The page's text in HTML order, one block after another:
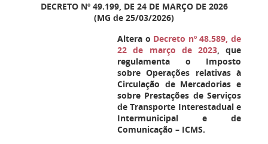
DECRETO Nº 49.199, DE 24 DE MARÇO DE 2026
(MG de 25/03/2026)
Altera o Decreto nº 48.589, de
22 de março de 2023, que
regulamenta o Imposto
sobre Operações relativas à
Circulação de Mercadorias e
sobre Prestações de Serviços
de Transporte Interestadual e
Intermunicipal e de
Comunicação – ICMS.